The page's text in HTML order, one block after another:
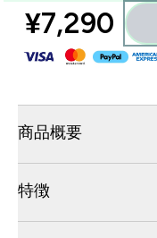
¥7,290‎
商品概要
特徴